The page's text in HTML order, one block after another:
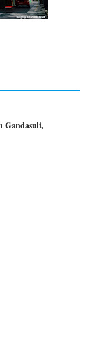
Gandasuli,